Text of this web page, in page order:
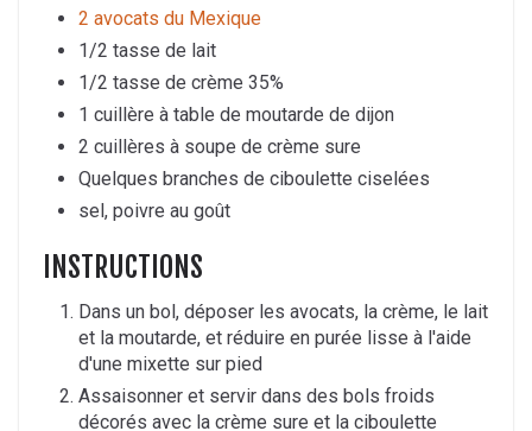
2 avocats du Mexique
1/2 tasse de lait
1/2 tasse de crème 35%
1 cuillère à table de moutarde de dijon
2 cuillères à soupe de crème sure
Quelques branches de ciboulette ciselées
sel, poivre au goût
INSTRUCTIONS
Dans un bol, déposer les avocats, la crème, le lait
et la moutarde, et réduire en purée lisse à l'aide
d'une mixette sur pied
Assaisonner et servir dans des bols froids
décorés avec la crème sure et la ciboulette